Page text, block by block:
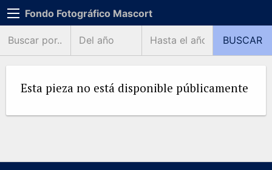
Fondo Fotográfico Mascort
Esta pieza no está disponible públicamente